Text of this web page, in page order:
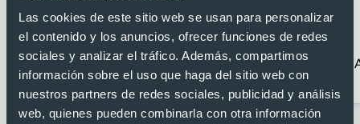
Las cookies de este sitio web se usan para personalizar
el contenido y los anuncios, ofrecer funciones de redes
sociales y analizar el tráfico. Además, compartimos
información sobre el uso que haga del sitio web con
nuestros partners de redes sociales, publicidad y análisis
web, quienes pueden combinarla con otra información
Senderismo
Complementos para
bicicletas